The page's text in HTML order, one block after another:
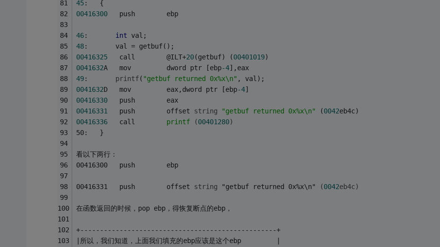
45:   {
00416300
   push        ebp
46: int val;
48:       val = getbuf();
00416325
   call        @ILT+
20(getbuf) (00401019)
0041632A   mov         dword ptr [ebp-4],eax
49: printf ( "getbuf returned 0x%x\n" , val);
0041632D   mov         eax,dword ptr [ebp-4]
00416330
   push        eax
00416331
   push        offset
string "getbuf returned 0x%x\n" (0042eb4c)
00416336
call printf (00401280)
50:   }
看以下两行：
00416300   push        ebp
00416331   push        offset string "getbuf returned 0x%x\n" (0042eb4c)
在函数返回的时候，pop ebp，得恢复断点的ebp，
+--------------------------------------------------+
|所以，我们知道，上面我们填充的ebp应该是这个ebp         |